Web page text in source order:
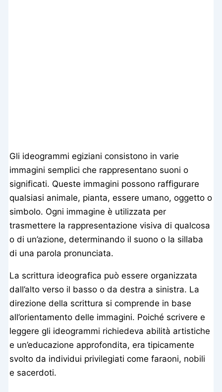
Gli ideogrammi egiziani consistono in varie
immagini semplici che rappresentano suoni o
significati. Queste immagini possono raffigurare
qualsiasi animale, pianta, essere umano, oggetto o
simbolo. Ogni immagine è utilizzata per
trasmettere la rappresentazione visiva di qualcosa
o di un’azione, determinando il suono o la sillaba
di una parola pronunciata.
La scrittura ideografica può essere organizzata
dall’alto verso il basso o da destra a sinistra. La
direzione della scrittura si comprende in base
all’orientamento delle immagini. Poiché scrivere e
leggere gli ideogrammi richiedeva abilità artistiche
e un’educazione approfondita, era tipicamente
svolto da individui privilegiati come faraoni, nobili
e sacerdoti.